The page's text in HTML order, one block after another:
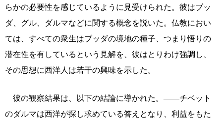
らかの必要性を感じているように見受けられた。彼はブッ
ダ、グル、ダルマなどに関する概念を説いた。仏教におい
ては、すべての衆生はブッダの境地の種子、つまり悟りの
潜在性を有しているという見解を、彼はとりわけ強調し、
その思想に西洋人は若干の興味を示した。
彼の観察結果は、以下の結論に導かれた。――チベット
のダルマは西洋が探し求めている答えとなり、利益をもた